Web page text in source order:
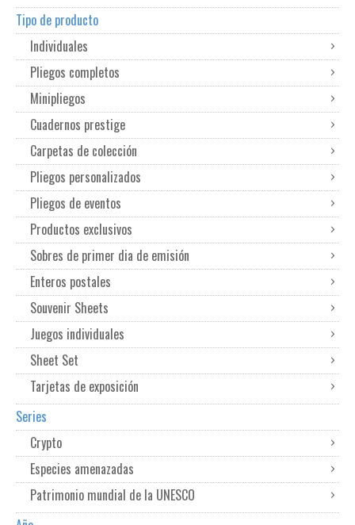
Tipo de producto
Individuales
Pliegos completos
Minipliegos
Cuadernos prestige
Carpetas de colección
Pliegos personalizados
Pliegos de eventos
Productos exclusivos
Sobres de primer dia de emisión
Enteros postales
Souvenir Sheets
Juegos individuales
Sheet Set
Tarjetas de exposición
Series
Crypto
Especies amenazadas
Patrimonio mundial de la UNESCO